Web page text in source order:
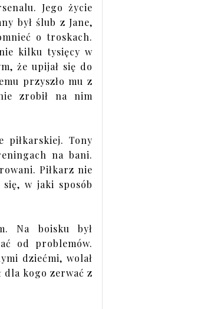
Jego życie
był ślub z Jane,
o troskach.
kilku tysięcy w
że upijał się do
przyszło mu z
zrobił na nim
Tony
na bani.
Piłkarz nie
się, w jaki sposób
Na boisku był
od problemów.
dziećmi, wolał
dla kogo zerwać z